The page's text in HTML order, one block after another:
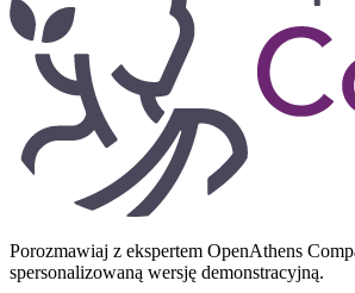
Porozmawiaj z ekspertem OpenAthens
spersonalizowaną wersję demonstracyjną.